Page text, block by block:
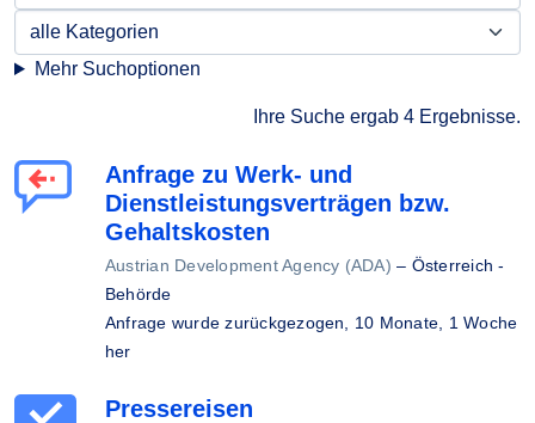
Mehr Suchoptionen
Ihre Suche ergab 4 Ergebnisse.
Anfrage zu Werk- und
Dienstleistungsverträgen bzw.
Gehaltskosten
Austrian Development Agency (ADA) – Österreich -
Behörde
Anfrage wurde zurückgezogen, 10 Monate, 1 Woche
her
Pressereisen